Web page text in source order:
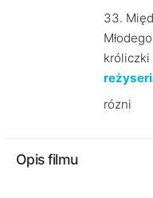
33.
króliczki
rózni
Opis filmu